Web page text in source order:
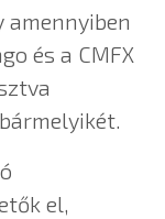
amennyiben
és a CMFX
el,